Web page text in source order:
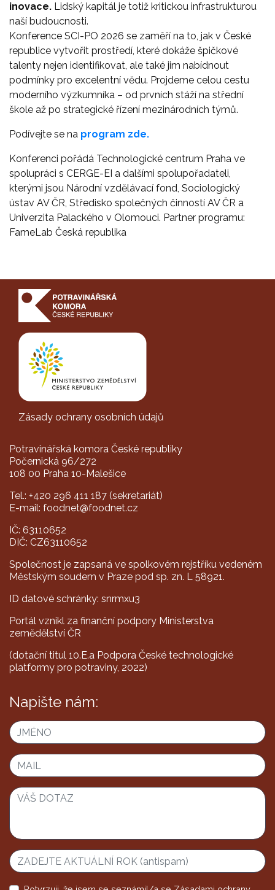
inovace. Lidský kapitál je totiž kritickou infrastrukturou
naší budoucnosti.
Konference SCI-PO 2026 se zaměří na to, jak v České
republice vytvořit prostředí, které dokáže špičkové
talenty nejen identifikovat, ale také jim nabídnout
podmínky pro excelentní vědu. Projdeme celou cestu
moderního výzkumníka – od prvních stáží na střední
škole až po strategické řízení mezinárodních týmů.
Podívejte se na program zde.
Konferenci pořádá Technologické centrum Praha ve
spolupráci s CERGE-EI a dalšími spolupořadateli,
kterými jsou Národní vzdělávací fond, Sociologický
ústav AV ČR, Středisko společných činností AV ČR a
Univerzita Palackého v Olomouci. Partner programu:
FameLab Česká republika
Zásady ochrany osobních údajů
Potravinářská komora České republiky
Počernická 96/272
108 00 Praha 10-Malešice
Tel.: +420 296 411 187 (sekretariát)
E-mail: foodnet@foodnet.cz
IČ: 63110652
DIČ: CZ63110652
Společnost je zapsaná ve spolkovém rejstříku vedeném
Městským soudem v Praze pod sp. zn. L 58921.
ID datové schránky: snrmxu3
Portál vznikl za finanční podpory Ministerstva
zemědělství ČR
(dotační titul 10.E.a Podpora České technologické
platformy pro potraviny, 2022)
Napište nám: